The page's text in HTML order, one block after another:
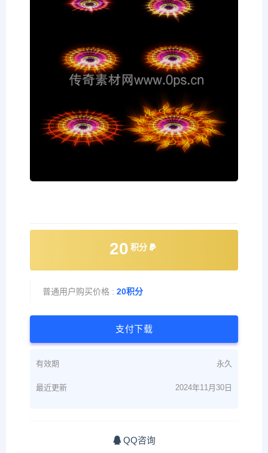
20 积分
普通用户购买价格 : 20积分
支付下载
有效期 永久
最近更新 2024年11月30日
QQ咨询